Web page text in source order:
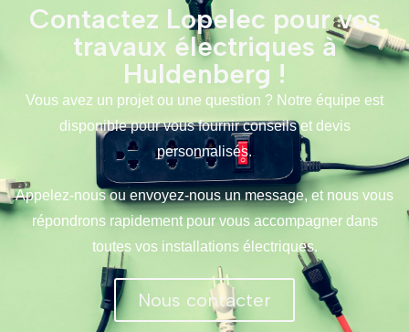
Contactez Lopelec pour vos
travaux électriques à
Huldenberg !
Vous avez un projet ou une question ? Notre équipe est
disponible pour vous fournir conseils et devis
personnalisés.
Appelez-nous ou envoyez-nous un message, et nous vous
répondrons rapidement pour vous accompagner dans
toutes vos installations électriques.
Nous contacter